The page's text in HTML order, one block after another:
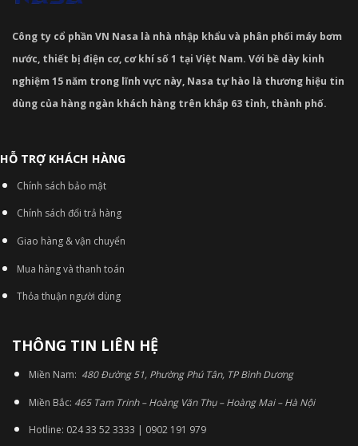
Công ty cổ phần VN Nasa là nhà nhập khẩu và phân phối máy bơm
nước, thiết bị điện cơ, cơ khí số 1 tại Việt Nam. Với bề dày kinh
nghiệm 15 năm trong lĩnh vực này, Nasa tự hào là thương hiệu tin
dùng của hàng ngàn khách hàng trên khắp 63 tỉnh, thành phố.
HỖ TRỢ KHÁCH HÀNG
Chính sách bảo mật
Chính sách đổi trả hàng
Giao hàng & vận chuyển
Mua hàng và thanh toán
Thỏa thuận người dùng
THÔNG TIN LIÊN HỆ
Miền Nam: 480 Đường 51, Phường Phú Tân, TP Bình Dương
Miền Bắc: 465 Tam Trinh – Hoàng Văn Thụ – Hoàng Mai – Hà Nội
Hotline: 024 33 52 3333 | 0902 191 979